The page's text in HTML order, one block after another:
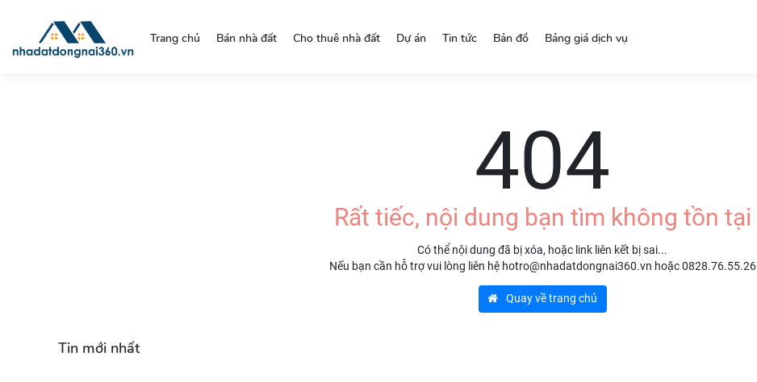
Trang chủ Bán nhà đất Cho thuê nhà đất Dự án Tin tức Bản đồ Bảng giá dịch vụ
404
Rất tiếc, nội dung bạn tìm không tồn tại
Có thể nội dung đã bị xóa, hoặc link liên kết bị sai...
Nếu bạn cần hỗ trợ vui lòng liên hệ hotro@nhadatdongnai360.vn hoặc 0828.76.55.26
Quay về trang chủ
Tin mới nhất